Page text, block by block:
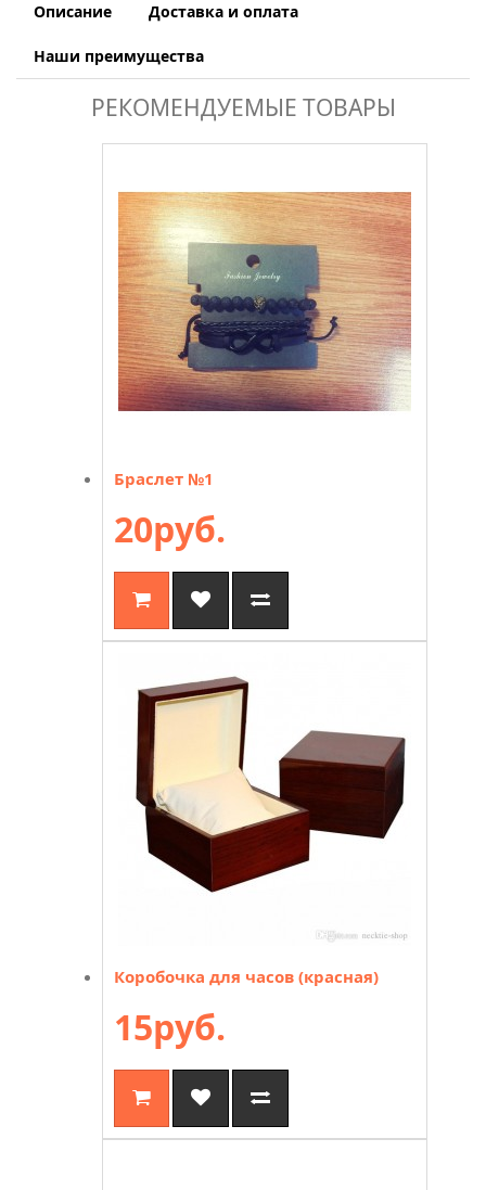
Описание Доставка и оплата
Наши преимущества
РЕКОМЕНДУЕМЫЕ ТОВАРЫ
Браслет №1
20руб.
Коробочка для часов (красная)
15руб.